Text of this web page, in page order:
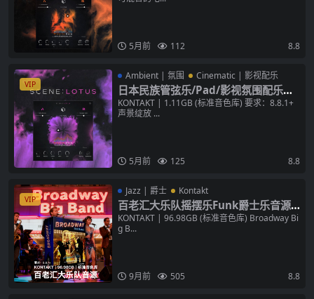
5月前 112 8.8
VIP
Ambient | 氛围 Cinematic | 影视配乐
日本民族管弦乐/Pad/影视氛围配乐音
源 NI Scene Lotus v1.1.1 KONTAKT
音色库
KONTAKT | 1.11GB (标准音色库) 要求：8.8.1+
声景绽放 ...
5月前 125 8.8
VIP
Jazz | 爵士 Kontakt
百老汇大乐队摇摆乐Funk爵士乐音源 F
able Sounds Broadway Big Band v
2.2.1 KONTAKT 音色库
KONTAKT | 96.98GB (标准音色库) Broadway Bi
g B...
9月前 505 8.8